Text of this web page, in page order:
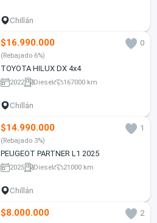
Chillán
$16.990.000 0
(Rebajado 6%)
TOYOTA HILUX DX 4x4
2022 Diesel 167000 km
Chillán
$14.990.000 1
(Rebajado 3%)
PEUGEOT PARTNER L1 2025
2025 Diesel 21000 km
Chillán
$8.000.000
2